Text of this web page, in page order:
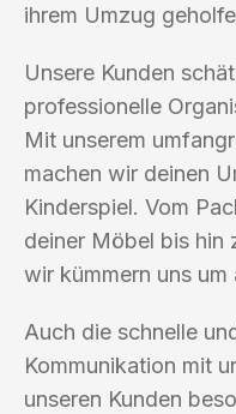
ihrem Umzug
Unsere Kunden
professionelle
Mit unserem
machen wir deinen
Kinderspiel. Vom
deiner Möbel bis hin
wir kümmern uns um
Auch die schnelle
Kommunikation mit
unseren Kunden